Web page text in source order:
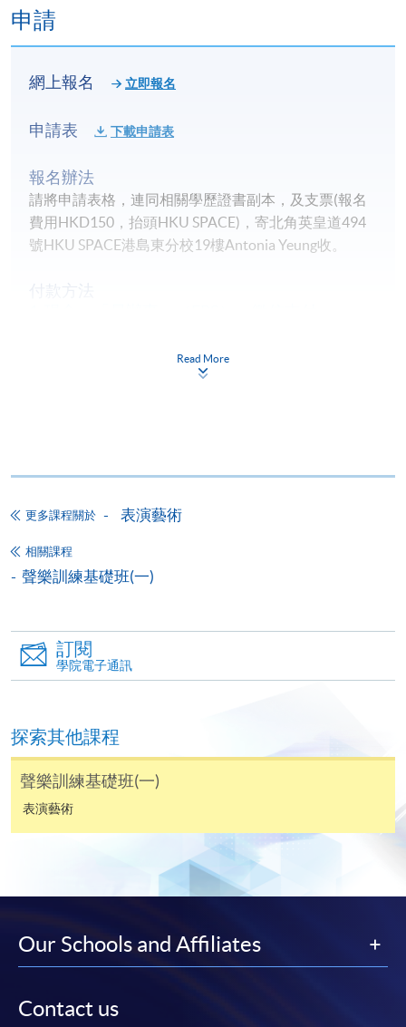
申請
網上報名 立即報名
申請表 下載申請表
報名辦法
請將申請表格，連同相關學歷證書副本，及支票(報名
費用HKD150，抬頭HKU SPACE)，寄北角英皇道494
號HKU SPACE港島東分校19樓Antonia Yeung收。
付款方法
申請人可親臨學院任何一所報名中心，以現金、「易
辦事」、微信支付（WeChat Pay）或支付寶
如以劃線支票或銀行本票繳付，抬頭請註明「香港大
人姓名。 閣下可：
親臨學院各報名中心遞交劃線支票、報名表格及有關
或可將上述文件一併寄交各報名中心，信封上請註明
「報讀課程」，惟學院對郵遞失誤而遺失的支票及個
人資料概不負責。
申請人可親臨學院任何一所報名中心，以 VISA 或
Mastercard（包括「香港大學專業進修學院
Mastercard卡」）繳付學費。香港大學專業進修學院
Mastercard卡持有人，如報讀課程滿港幣2,000元，可
享有十個月免息分期付款優惠，惟課程申請人必須為
信用卡持有人。詳情請向學院報名中心職員查詢。
大部份公開招生的課程（以先到先得形式報名）及個
別學歷頒授課程提供網上報名/註冊服務，申請人可在
Mastercard繳付有關課程的報名費或學費。除上述支
Read More
更多課程關於 表演藝術
相關課程
聲樂訓練基礎班(一)
訂閱
學院電子通訊
探索其他課程
聲樂訓練基礎班(一)
表演藝術
Our Schools and Affiliates
Contact us